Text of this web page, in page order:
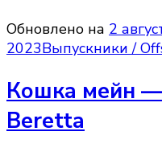
Обновлено на 2
2023Выпускники /
Кошка мейн —
Beretta